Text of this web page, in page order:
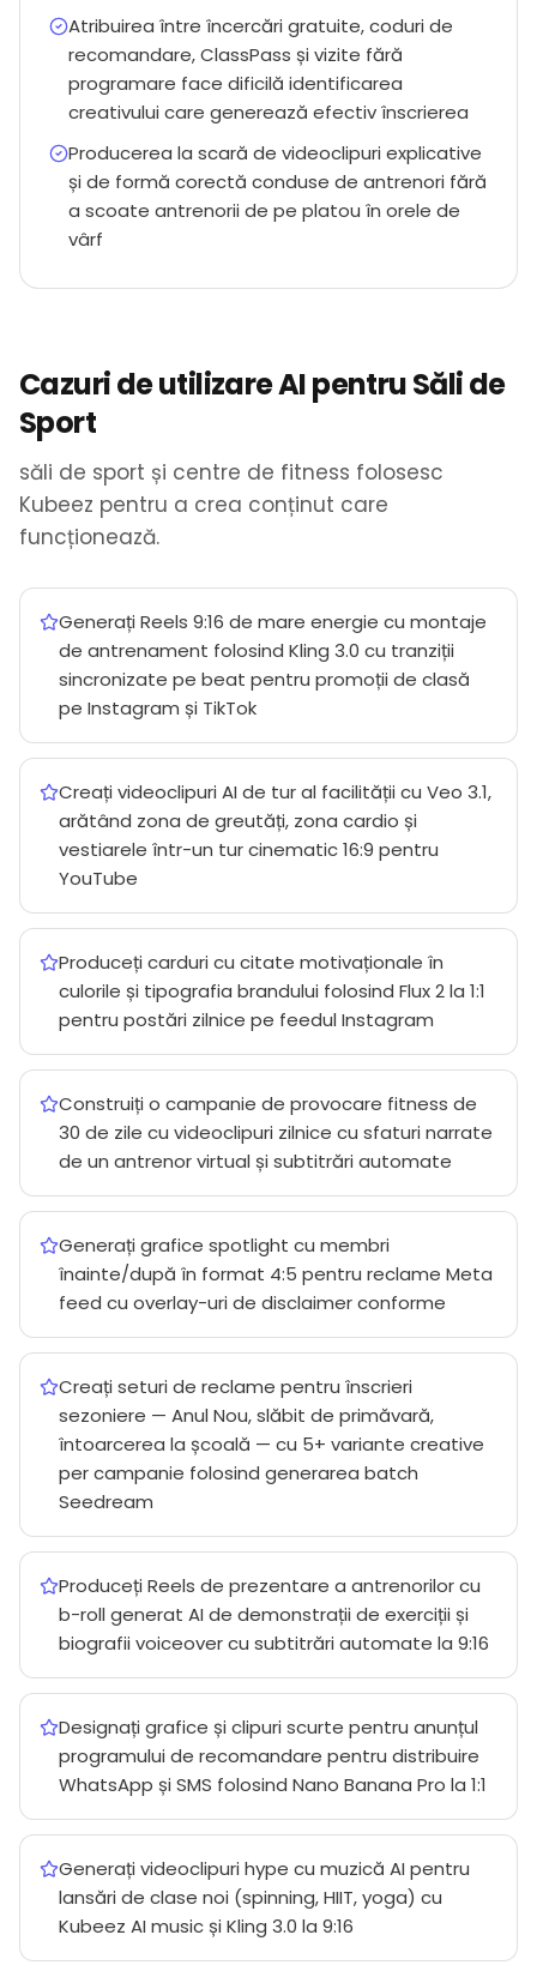
Atribuirea între încercări gratuite, coduri de
recomandare, ClassPass și vizite fără
programare face dificilă identificarea
creativului care generează efectiv înscrierea
Producerea la scară de videoclipuri explicative
și de formă corectă conduse de antrenori fără
a scoate antrenorii de pe platou în orele de
vârf
Cazuri de utilizare AI pentru Săli de
Sport
săli de sport și centre de fitness folosesc
Kubeez pentru a crea conținut care
funcționează.
Generați Reels 9:16 de mare energie cu montaje
de antrenament folosind Kling 3.0 cu tranziții
sincronizate pe beat pentru promoții de clasă
pe Instagram și TikTok
Creați videoclipuri AI de tur al facilității cu Veo 3.1,
arătând zona de greutăți, zona cardio și
vestiarele într-un tur cinematic 16:9 pentru
YouTube
Produceți carduri cu citate motivaționale în
culorile și tipografia brandului folosind Flux 2 la 1:1
pentru postări zilnice pe feedul Instagram
Construiți o campanie de provocare fitness de
30 de zile cu videoclipuri zilnice cu sfaturi narrate
de un antrenor virtual și subtitrări automate
Generați grafice spotlight cu membri
înainte/după în format 4:5 pentru reclame Meta
feed cu overlay-uri de disclaimer conforme
Creați seturi de reclame pentru înscrieri
sezoniere — Anul Nou, slăbit de primăvară,
întoarcerea la școală — cu 5+ variante creative
per campanie folosind generarea batch
Seedream
Produceți Reels de prezentare a antrenorilor cu
b-roll generat AI de demonstrații de exerciții și
biografii voiceover cu subtitrări automate la 9:16
Designați grafice și clipuri scurte pentru anunțul
programului de recomandare pentru distribuire
WhatsApp și SMS folosind Nano Banana Pro la 1:1
Generați videoclipuri hype cu muzică AI pentru
lansări de clase noi (spinning, HIIT, yoga) cu
Kubeez AI music și Kling 3.0 la 9:16